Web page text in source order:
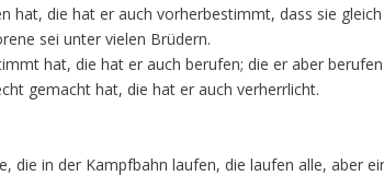
hat, die hat er auch vorherbestimmt, dass sie
sei unter vielen Brüdern.
hat, die hat er auch berufen; die er aber
gemacht hat, die hat er auch verherrlicht.
die in der Kampfbahn laufen, die laufen alle, aber